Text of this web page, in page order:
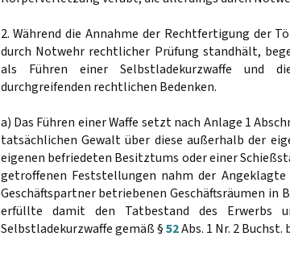
2. Während die Annahme der Rechtfertigung der
durch Notwehr rechtlicher Prüfung standhält,
als Führen einer Selbstladekurzwaffe und
durchgreifenden rechtlichen Bedenken.
a) Das Führen einer Waffe setzt nach Anlage 1
tatsächlichen Gewalt über diese außerhalb der
eigenen befriedeten Besitztums oder einer
getroffenen Feststellungen nahm der
Geschäftspartner betriebenen Geschäftsräumen
erfüllte damit den Tatbestand des Erwerbs
Selbstladekurzwaffe gemäß §52Abs. 1 Nr. 2 Buchst.